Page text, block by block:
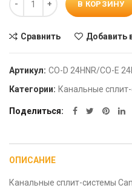
В КОРЗИНУ
Сравнить Добавить
Артикул: CO-D 24HNR/CO-E
Категории: Канальные
Поделиться
ОПИСАНИЕ
Канальные сплит-системы